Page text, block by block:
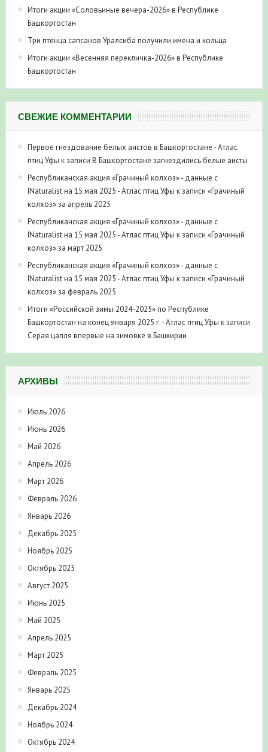
Итоги акции «Соловьиные вечера-2026» в Республике
Башкортостан
Три птенца сапсанов Уралсиба получили имена и кольца
Итоги акции «Весенняя перекличка-2026» в Республике
Башкортостан
СВЕЖИЕ КОММЕНТАРИИ
Первое гнездование белых аистов в Башкортостане - Атлас
птиц Уфы к записи В Башкортостане загнездились белые аисты
Республиканская акция «Грачиный колхоз» - данные с
INaturalist на 15 мая 2025 - Атлас птиц Уфы к записи «Грачиный
колхоз» за апрель 2025
Республиканская акция «Грачиный колхоз» - данные с
INaturalist на 15 мая 2025 - Атлас птиц Уфы к записи «Грачиный
колхоз» за март 2025
Республиканская акция «Грачиный колхоз» - данные с
INaturalist на 15 мая 2025 - Атлас птиц Уфы к записи «Грачиный
колхоз» за февраль 2025
Итоги «Российской зимы 2024-2025» по Республике
Башкортостан на конец января 2025 г. - Атлас птиц Уфы к записи
Серая цапля впервые на зимовке в Башкирии
АРХИВЫ
Июль 2026
Июнь 2026
Май 2026
Апрель 2026
Март 2026
Февраль 2026
Январь 2026
Декабрь 2025
Ноябрь 2025
Октябрь 2025
Август 2025
Июнь 2025
Май 2025
Апрель 2025
Март 2025
Февраль 2025
Январь 2025
Декабрь 2024
Ноябрь 2024
Октябрь 2024